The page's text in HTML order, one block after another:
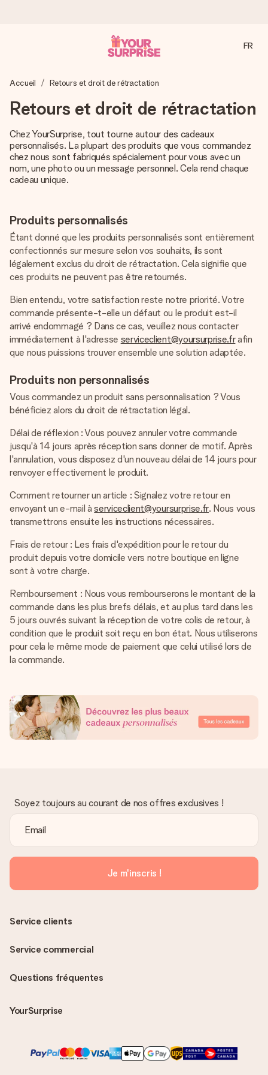
Nous préparons votre cadeau avec attention et l’envoyons
quand cela compte le plus.
4,2 (sur la base de +15 000 avis)
Nos cadeaux sont appréciés. Les clients nous attribuent
Carte de vœux gratuite
Créez quelque chose d’unique en quelques étapes – avec
son prénom, votre photo ou un message qui touche le cœur.
Sans complications, juste tout l’amour pour le moment idéal.
FR
Accueil Retours et droit de rétractation
Retours et droit de rétractation
Chez YourSurprise, tout tourne autour des cadeaux
personnalisés. La plupart des produits que vous commandez
chez nous sont fabriqués spécialement pour vous avec un
nom, une photo ou un message personnel. Cela rend chaque
cadeau unique.
Produits personnalisés
Étant donné que les produits personnalisés sont entièrement
confectionnés sur mesure selon vos souhaits, ils sont
légalement exclus du droit de rétractation. Cela signifie que
ces produits ne peuvent pas être retournés.
Bien entendu, votre satisfaction reste notre priorité. Votre
commande présente-t-elle un défaut ou le produit est-il
arrivé endommagé ? Dans ce cas, veuillez nous contacter
immédiatement à l'adresse serviceclient@yoursurprise.frafin
que nous puissions trouver ensemble une solution adaptée.
Produits non personnalisés
Vous commandez un produit sans personnalisation ? Vous
bénéficiez alors du droit de rétractation légal.
Délai de réflexion : Vous pouvez annuler votre commande
jusqu'à 14 jours après réception sans donner de motif. Après
l'annulation, vous disposez d'un nouveau délai de 14 jours pour
renvoyer effectivement le produit.
Comment retourner un article : Signalez votre retour en
envoyant un e-mail àserviceclient@yoursurprise.fr. Nous vous
transmettrons ensuite les instructions nécessaires.
Frais de retour : Les frais d'expédition pour le retour du
produit depuis votre domicile vers notre boutique en ligne
sont à votre charge.
Remboursement : Nous vous rembourserons le montant de la
commande dans les plus brefs délais, et au plus tard dans les
5 jours ouvrés suivant la réception de votre colis de retour, à
condition que le produit soit reçu en bon état. Nous utiliserons
pour cela le même mode de paiement que celui utilisé lors de
la commande.
Soyez toujours au courant de nos offres exclusives !
Je m'inscris !
Questions fréquentes
YourSurprise
Service clients
Service commercial